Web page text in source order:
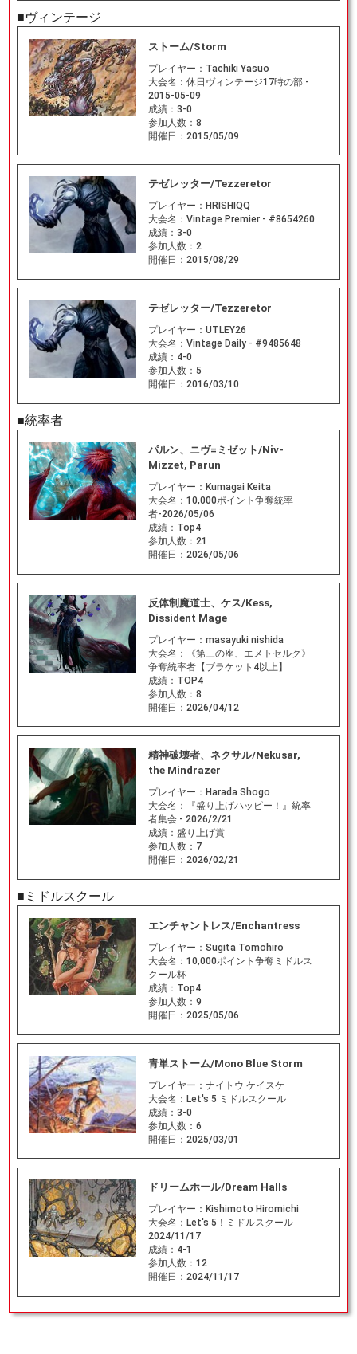
■ヴィンテージ
ストーム/Storm
プレイヤー： Tachiki Yasuo
大会名： 休日ヴィンテージ17時の部 -
2015-05-09
成績： 3-0
参加人数： 8
開催日： 2015/05/09
テゼレッター/Tezzeretor
プレイヤー： HRISHIQQ
大会名： Vintage Premier - #8654260
成績： 3-0
参加人数： 2
開催日： 2015/08/29
テゼレッター/Tezzeretor
プレイヤー： UTLEY26
大会名： Vintage Daily - #9485648
成績： 4-0
参加人数： 5
開催日： 2016/03/10
■統率者
パルン、ニヴ=ミゼット/Niv-
Mizzet, Parun
プレイヤー： Kumagai Keita
大会名： 10,000ポイント争奪統率
者-2026/05/06
成績： Top4
参加人数： 21
開催日： 2026/05/06
反体制魔道士、ケス/Kess,
Dissident Mage
プレイヤー： masayuki nishida
大会名：
《第三の座、エメトセルク》
争奪統率者【ブラケット4以上】
成績： TOP4
参加人数： 8
開催日： 2026/04/12
精神破壊者、ネクサル/Nekusar,
the Mindrazer
プレイヤー： Harada Shogo
大会名：
『盛り上げハッピー！』統率
者集会 - 2026/2/21
成績： 盛り上げ賞
参加人数： 7
開催日： 2026/02/21
■ミドルスクール
エンチャントレス/Enchantress
プレイヤー： Sugita Tomohiro
大会名： 10,000ポイント争奪ミドルス
クール杯
成績： Top4
参加人数： 9
開催日： 2025/05/06
青単ストーム/Mono Blue Storm
プレイヤー： ナイトウ ケイスケ
大会名： Let's 5 ミドルスクール
成績： 3-0
参加人数： 6
開催日： 2025/03/01
ドリームホール/Dream Halls
プレイヤー： Kishimoto Hiromichi
大会名： Let's 5！ミドルスクール
2024/11/17
成績： 4-1
参加人数： 12
開催日： 2024/11/17